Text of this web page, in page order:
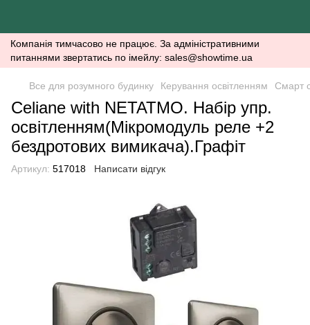
Компанія тимчасово не працює. За адміністративними
питаннями звертатись по імейлу: sales@showtime.ua
Все для розумного будинку Керування освітленням Смарт
Celiane with NETATMO. Набір упр.
освітленням(Мікромодуль реле +2
бездротових вимикача).Графіт
Артикул: 517018 Написати відгук